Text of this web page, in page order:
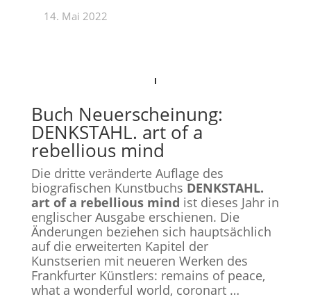
14. Mai 2022
Buch Neuerscheinung:
DENKSTAHL. art of a
rebellious mind
Die dritte veränderte Auflage des
biografischen Kunstbuchs DENKSTAHL.
art of a rebellious mind ist dieses Jahr in
englischer Ausgabe erschienen. Die
Änderungen beziehen sich hauptsächlich
auf die erweiterten Kapitel der
Kunstserien mit neueren Werken des
Frankfurter Künstlers: remains of peace,
what a wonderful world, coronart …